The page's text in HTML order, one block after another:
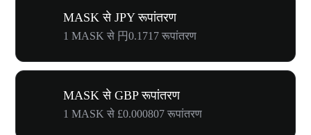
MASK से JPY रूपांतरण
1 MASK से 円0.1717 रूपांतरण
MASK से GBP रूपांतरण
1 MASK से £0.000807 रूपांतरण